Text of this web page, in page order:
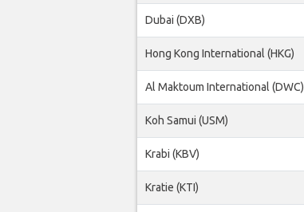
Dubai (DXB)
Hong Kong International (HKG)
Al Maktoum International (DWC)
Koh Samui (USM)
Krabi (KBV)
Kratie (KTI)